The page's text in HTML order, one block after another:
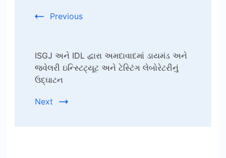
Previous
ISGJ અને IDL દ્વારા અમદાવાદમાં ડાયમંડ અને
જ્વેલરી ઇન્સ્ટિટ્યૂટ અને ટેસ્ટિંગ લેબોરેટરીનું
ઉદ્ઘાટન
Next